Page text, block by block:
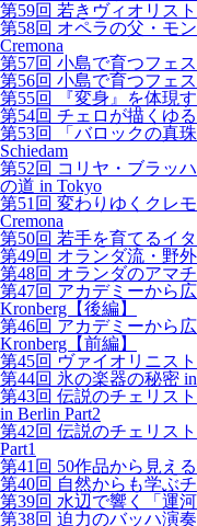
第59回 若きヴィオリス
第58回 オペラの父・モ
Cremona
第57回 小島で育つフェ
第56回 小島で育つフェ
第55回 『変身』を体現
第54回 チェロが描くゆ
第53回 「バロックの真
Schiedam
第52回 コリヤ・ブラッ
の道 in Tokyo
第51回 変わりゆくクレ
Cremona
第50回 若手を育てるイ
第49回 オランダ流・野
第48回 オランダのアマ
第47回 アカデミーから
Kronberg【後編】
第46回 アカデミーから
Kronberg【前編】
第45回 ヴァイオリニス
第44回 氷の楽器の秘密 in
第43回 伝説のチェリス
in Berlin Part2
第42回 伝説のチェリス
Part1
第41回 50作品から見え
第40回 自然からも学ぶ
第39回 水辺で響く「運
第38回 迫力のバッハ演